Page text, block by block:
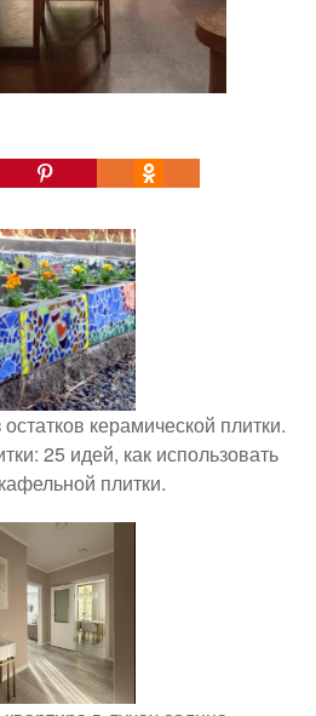
керамической плитки.
25 идей, как использовать
плитки.